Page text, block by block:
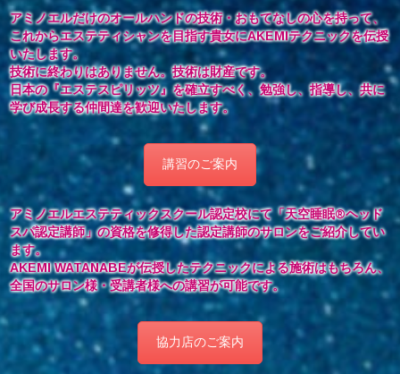
アミノエルだけのオールハンドの技術・おもてなしの心を持って、
これからエステティシャンを目指す貴女にAKEMIテクニックを伝授
いたします。
技術に終わりはありません。技術は財産です。
日本の『エステスピリッツ』を確立すべく、勉強し、指導し、共に
学び成長する仲間達を歓迎いたします。
講習のご案内
アミノエルエステティックスクール認定校にて「天空睡眠®︎ヘッド
スパ認定講師」の資格を修得した認定講師のサロンをご紹介してい
ます。
AKEMI WATANABEが伝授したテクニックによる施術はもちろん、
全国のサロン様・受講者様への講習が可能です。
協力店のご案内